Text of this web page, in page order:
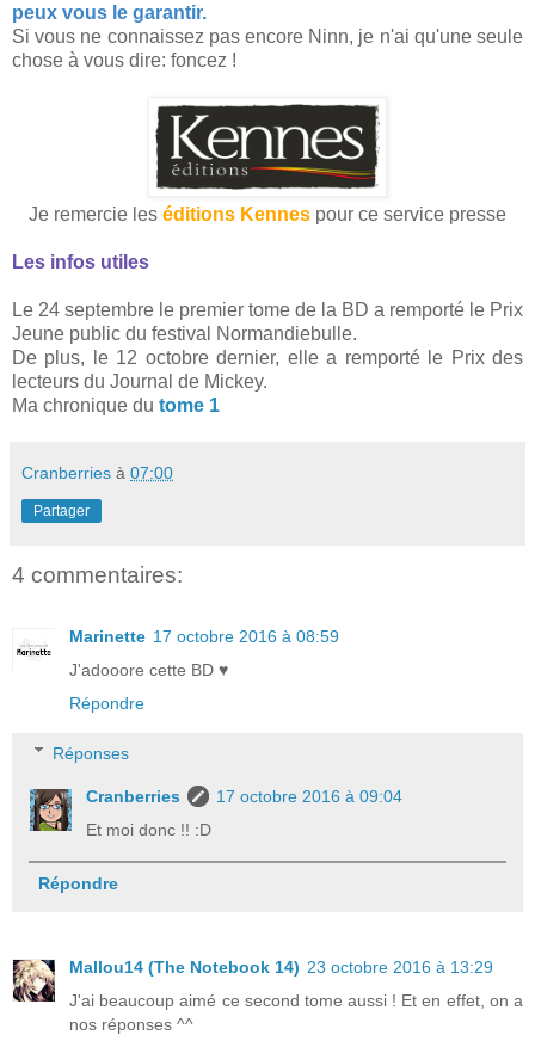
peux vous le garantir.
Si vous ne connaissez pas encore Ninn, je n'ai qu'une seule
chose à vous dire: foncez !
Je remercie les éditions Kennes pour ce service presse
Les infos utiles
Le 24 septembre le premier tome de la BD a remporté le Prix
Jeune public du festival Normandiebulle.
De plus, le 12 octobre dernier, elle a remporté le Prix des
lecteurs du Journal de Mickey.
Ma chronique du tome 1
Cranberries à 07:00
Partager
4 commentaires:
Marinette 17 octobre 2016 à 08:59
J'adooore cette BD ♥
Répondre
Réponses
Cranberries
17 octobre 2016 à 09:04
Et moi donc !! :D
Répondre
Mallou14 (The Notebook 14) 23 octobre 2016 à 13:29
J'ai beaucoup aimé ce second tome aussi ! Et en effet, on a
nos réponses ^^